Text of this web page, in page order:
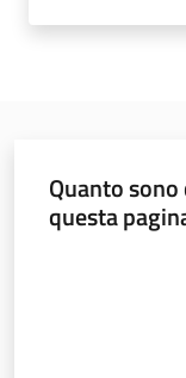
dell'infanzia
Sociale
Quanto
questa